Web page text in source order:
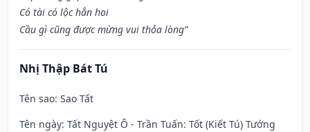
Có tài có lộc hẳn hoi
Cầu gì cũng được mừng vui thỏa lòng”
Nhị Thập Bát Tú
Tên sao: Sao Tất
Tên ngày: Tất Nguyệt Ô - Trần Tuấn: Tốt (Kiết Tú) Tướng